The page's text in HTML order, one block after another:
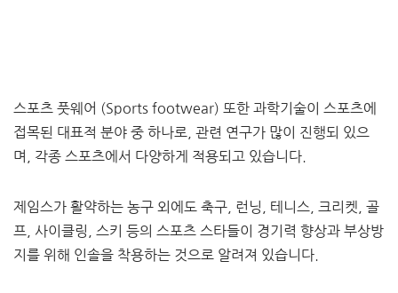
스포츠 풋웨어 (Sports footwear) 또한 과학기술이 스포츠에
접목된 대표적 분야 중 하나로, 관련 연구가 많이 진행되 있으
며, 각종 스포츠에서 다양하게 적용되고 있습니다.
​제임스가 활약하는 농구 외에도 축구, 런닝, 테니스, 크리켓, 골
프, 사이클링, 스키 등의 스포츠 스타들이 경기력 향상과 부상방
지를 위해 인솔을 착용하는 것으로 알려져 있습니다.